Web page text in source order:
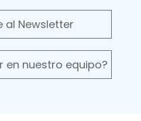
al Newsletter
en nuestro equipo?